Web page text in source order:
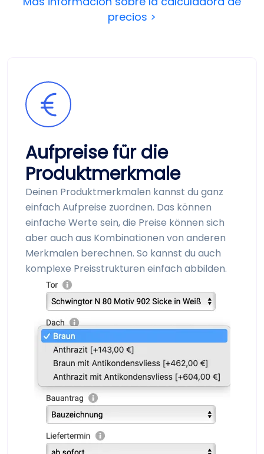
precios >
Aufpreise für die
Produkt­merkmale
Deinen Produkt­merkmalen kannst du ganz
einfach Aufpreise zuordnen. Das können
einfache Werte sein, die Preise können sich
aber auch aus Kombinationen von anderen
Merkmalen berechnen. So kannst du auch
komplexe Preis­strukturen einfach abbilden.